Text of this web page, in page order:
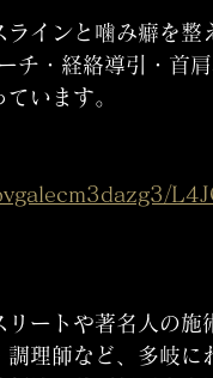
インと噛み癖を整
チ・経絡導引・首
います。
ートや著名人の施
理師など、多岐に